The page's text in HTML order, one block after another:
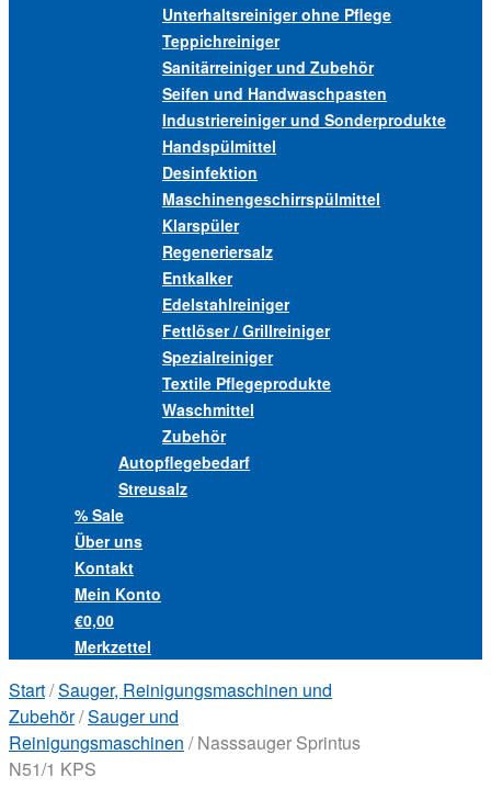
Unterhaltsreiniger ohne Pflege
Teppichreiniger
Sanitärreiniger und Zubehör
Seifen und Handwaschpasten
Industriereiniger und Sonderprodukte
Handspülmittel
Desinfektion
Maschinengeschirrspülmittel
Klarspüler
Regeneriersalz
Entkalker
Edelstahlreiniger
Fettlöser / Grillreiniger
Spezialreiniger
Textile Pflegeprodukte
Waschmittel
Zubehör
Autopflegebedarf
Streusalz
% Sale
Über uns
Kontakt
Mein Konto
€0,00
Merkzettel
Start/Sauger, Reinigungsmaschinen und
Zubehör/Sauger und
Reinigungsmaschinen / Nasssauger Sprintus
N51/1 KPS